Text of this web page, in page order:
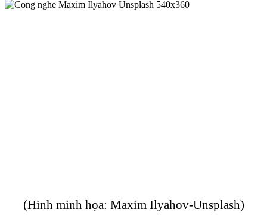
(Hình minh họa: Maxim Ilyahov-Unsplash)